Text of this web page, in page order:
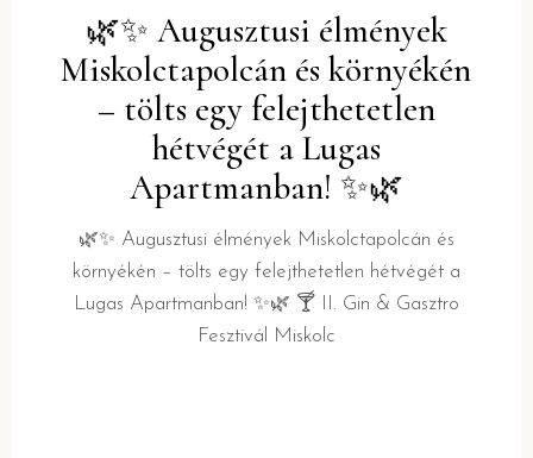
🌿✨ Augusztusi élmények
Miskolctapolcán és környékén
– tölts egy felejthetetlen
hétvégét a Lugas
Apartmanban! ✨🌿
🌿✨ Augusztusi élmények Miskolctapolcán és
környékén – tölts egy felejthetetlen hétvégét a
Lugas Apartmanban! ✨🌿 🍸 II. Gin & Gasztro
Fesztivál Miskolc